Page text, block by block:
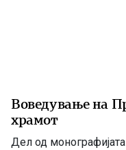
Воведување на
храмот
Дел од